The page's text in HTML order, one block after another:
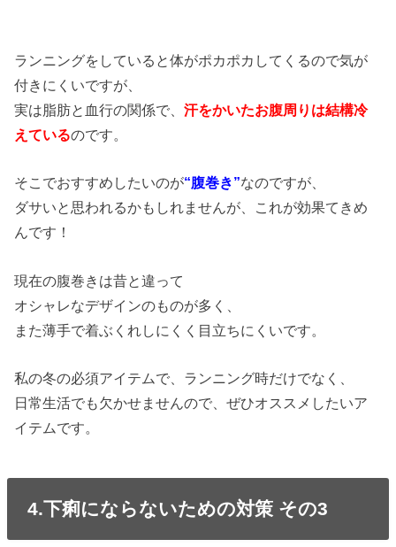
ランニングをしていると体がポカポカしてくるので気が
付きにくいですが、
実は脂肪と血行の関係で、汗をかいたお腹周りは結構冷
えているのです。
そこでおすすめしたいのが“腹巻き”なのですが、
ダサいと思われるかもしれませんが、これが効果てきめ
んです！
現在の腹巻きは昔と違って
オシャレなデザインのものが多く、
また薄手で着ぶくれしにくく目立ちにくいです。
私の冬の必須アイテムで、ランニング時だけでなく、
日常生活でも欠かせませんので、ぜひオススメしたいア
イテムです。
4.下痢にならないための対策 その3